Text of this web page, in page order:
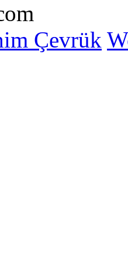
Çevrük